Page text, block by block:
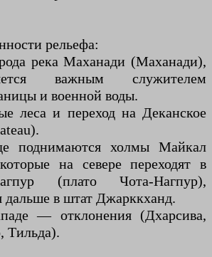
рельефа:
река Маханади (Маханади),
важным служителем
и военной воды.
леса и переход на Деканское
поднимаются холмы Майкал
на севере переходят в
(плато Чота-Нагпур),
дальше в штат Джарккханд.
— отклонения (Дхарсива,
Тильда).